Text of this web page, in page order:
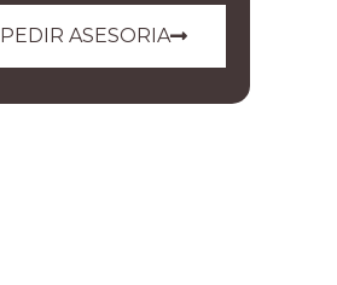
PEDIR ASESORIA